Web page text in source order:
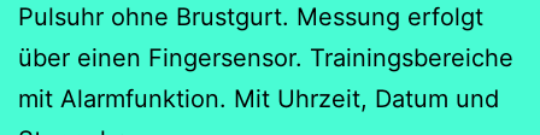
Pulsuhr ohne Brustgurt. Messung erfolgt
über einen Fingersensor. Trainingsbereiche
mit Alarmfunktion. Mit Uhrzeit, Datum und